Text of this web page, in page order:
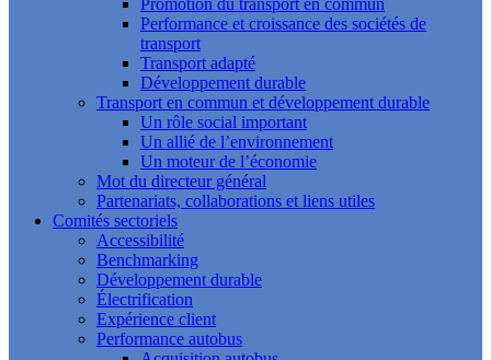
Promotion du transport en commun
Performance et croissance des sociétés de
transport
Transport adapté
Développement durable
Transport en commun et développement durable
Un rôle social important
Un allié de l’environnement
Un moteur de l’économie
Mot du directeur général
Partenariats, collaborations et liens utiles
Comités sectoriels
Accessibilité
Benchmarking
Développement durable
Électrification
Expérience client
Performance autobus